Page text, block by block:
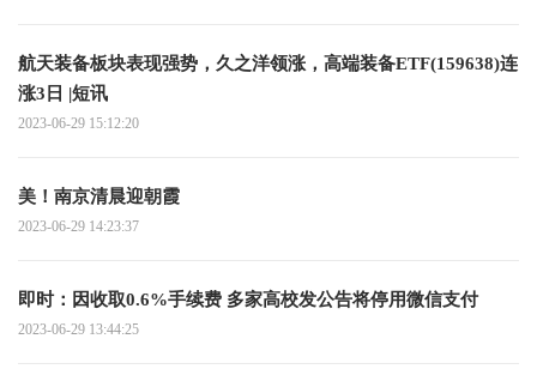
航天装备板块表现强势，久之洋领涨，高端装备ETF(159638)连
涨3日 |短讯
2023-06-29 15:12:20
美！南京清晨迎朝霞
2023-06-29 14:23:37
即时：因收取0.6%手续费 多家高校发公告将停用微信支付
2023-06-29 13:44:25